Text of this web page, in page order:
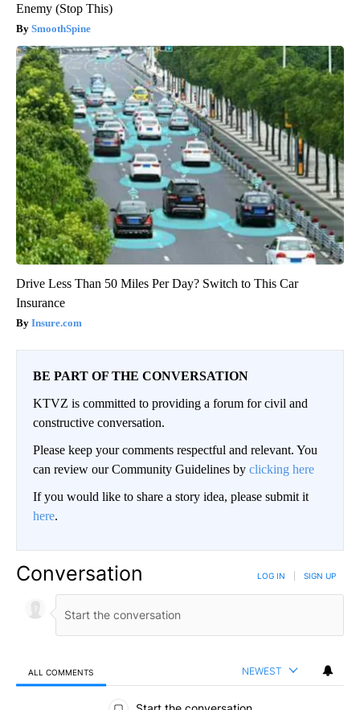
Enemy (Stop This)
SmoothSpine
Drive Less Than 50 Miles Per Day? Switch to This Car
Insurance
Insure.com
BE PART OF THE CONVERSATION
KTVZ is committed to providing a forum for civil and
constructive conversation.
Please keep your comments respectful and relevant. You
can review our Community Guidelines by clicking here
If you would like to share a story idea, please submit it
here.
Conversation LOG IN SIGN UP
ALL COMMENTS NEWEST
All Comments